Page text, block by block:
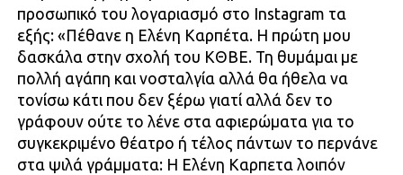
προσωπικό του λογαριασμό στο Instagram τα
εξής: «Πέθανε η Ελένη Καρπέτα. Η πρώτη μου
δασκάλα στην σχολή του ΚΘΒΕ. Τη θυμάμαι με
πολλή αγάπη και νοσταλγία αλλά θα ήθελα να
τονίσω κάτι που δεν ξέρω γιατί αλλά δεν το
γράφουν ούτε το λένε στα αφιερώματα για το
συγκεκριμένο θέατρο ή τέλος πάντων το περνάνε
στα ψιλά γράμματα: Η Ελένη Καρπετα λοιπόν